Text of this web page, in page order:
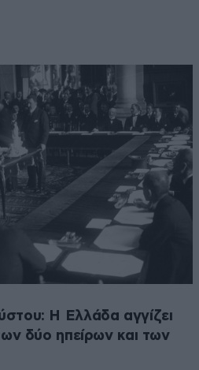
Η Ελλάδα αγγίζει
δύο ηπείρων και των